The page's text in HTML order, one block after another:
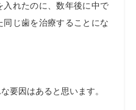
れたのに、数年後に中で
じ歯を治療することにな
要因はあると思います。